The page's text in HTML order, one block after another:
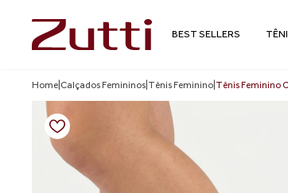
BEST SELLERS
Home Calçados Femininos Tênis Feminino Tênis Feminino